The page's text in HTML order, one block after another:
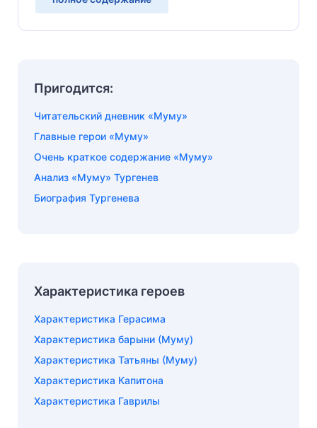
Пригодится:
Читательский дневник «Муму»
Главные герои «Муму»
Очень краткое содержание «Муму»
Анализ «Муму» Тургенев
Биография Тургенева
Характеристика героев
Характеристика Герасима
Характеристика барыни (Муму)
Характеристика Татьяны (Муму)
Характеристика Капитона
Характеристика Гаврилы